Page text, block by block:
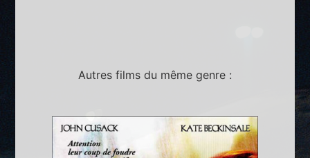
Autres films du même genre :